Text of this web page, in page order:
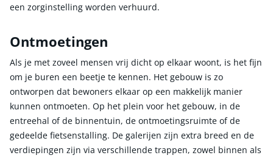
een zorginstelling worden verhuurd.
Ontmoetingen
Als je met zoveel mensen vrij dicht op elkaar woont, is het fijn
om je buren een beetje te kennen. Het gebouw is zo
ontworpen dat bewoners elkaar op een makkelijk manier
kunnen ontmoeten. Op het plein voor het gebouw, in de
entreehal of de binnentuin, de ontmoetingsruimte of de
gedeelde fietsenstalling. De galerijen zijn extra breed en de
verdiepingen zijn via verschillende trappen, zowel binnen als